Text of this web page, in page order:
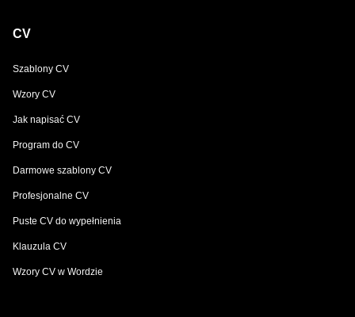
CV
Szablony CV
Wzory CV
Jak napisać CV
Program do CV
Darmowe szablony CV
Profesjonalne CV
Puste CV do wypełnienia
Klauzula CV
Wzory CV w Wordzie